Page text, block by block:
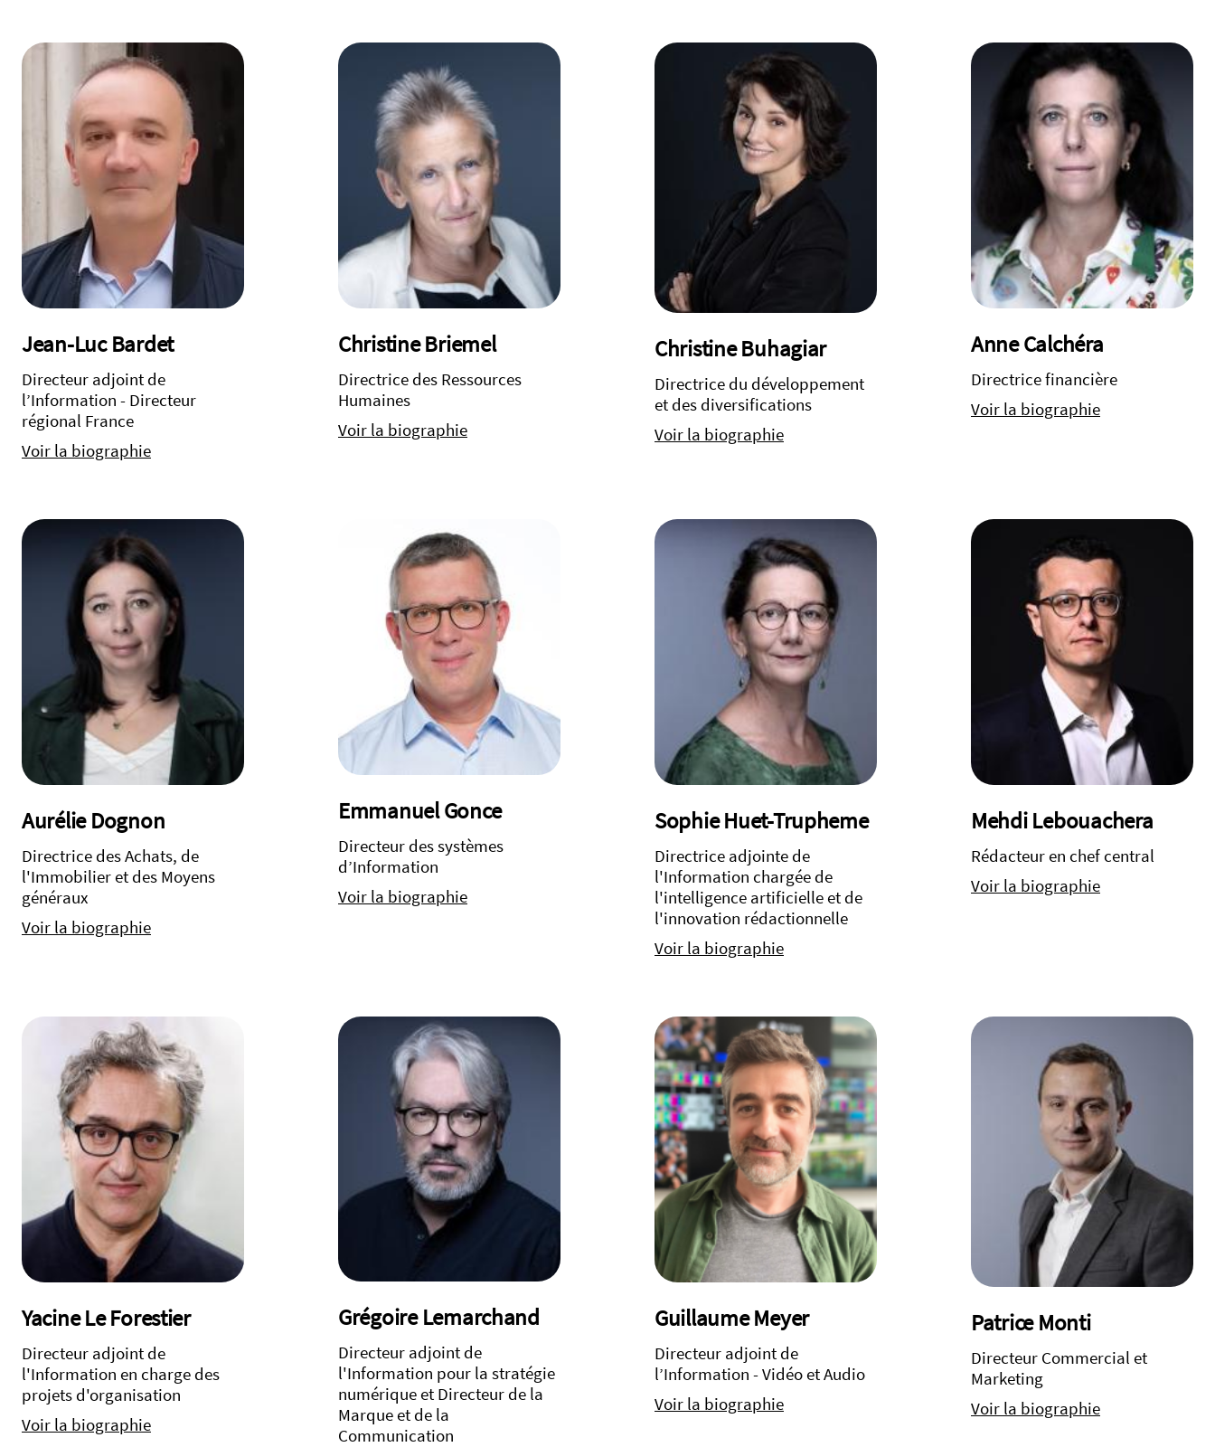
Jean-Luc Bardet
Directeur adjoint de
l’Information - Directeur
régional France
Voir la biographie
Christine Briemel
Directrice des Ressources
Humaines
Voir la biographie
Christine Buhagiar
Directrice du développement
et des diversifications
Voir la biographie
Anne Calchéra
Directrice financière
Voir la biographie
Aurélie Dognon
Directrice des Achats, de
l'Immobilier et des Moyens
généraux
Voir la biographie
Emmanuel Gonce
Directeur des systèmes
d’Information
Voir la biographie
Sophie Huet-Trupheme
Directrice adjointe de
l'Information chargée de
l'intelligence artificielle et de
l'innovation rédactionnelle
Voir la biographie
Mehdi Lebouachera
Rédacteur en chef central
Voir la biographie
Yacine Le Forestier
Directeur adjoint de
l'Information en charge des
projets d'organisation
Voir la biographie
Grégoire Lemarchand
Directeur adjoint de
l'Information pour la stratégie
numérique et Directeur de la
Marque et de la
Communication
Guillaume Meyer
Directeur adjoint de
l’Information - Vidéo et Audio
Voir la biographie
Patrice Monti
Directeur Commercial et
Marketing
Voir la biographie